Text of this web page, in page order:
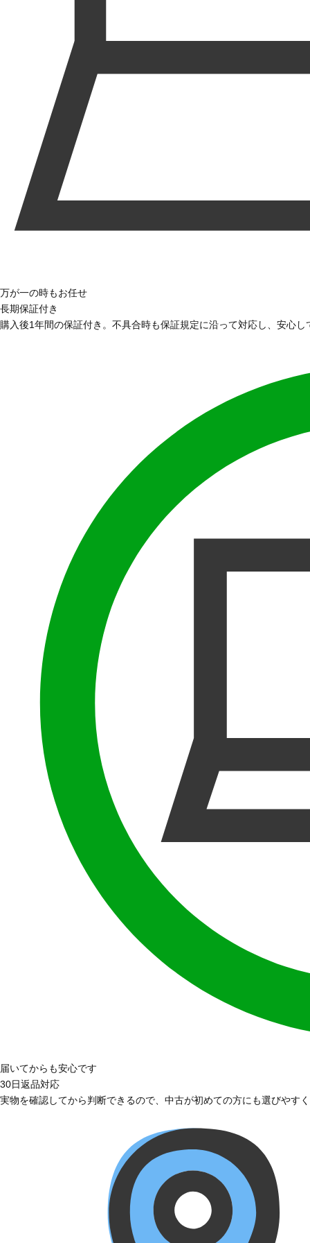
万が一の時もお任せ
長期保証付き
購入後1年間の保証付き。不具合時も保証規定に沿って対応し、安心
届いてからも安心です
30日返品対応
実物を確認してから判断できるので、中古が初めての方にも選びやす